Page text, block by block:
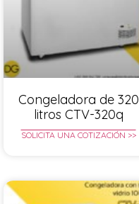
Congeladora de 320
litros CTV-320q
SOLICITA UNA COTIZACIÓN >>